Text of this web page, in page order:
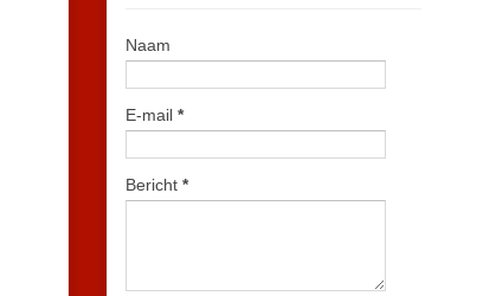
Naam
E-mail *
Bericht *